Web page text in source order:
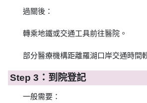
過關後：
轉乘地鐵或交通工具前往醫院。
部分醫療機構距離羅湖口岸交通時間
Step 3：到院登記
一般需要：